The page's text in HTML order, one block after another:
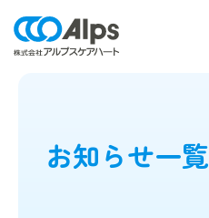
お知らせ一覧